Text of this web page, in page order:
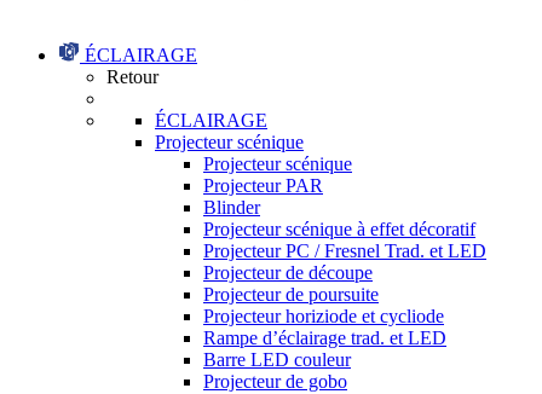
ÉCLAIRAGE
Retour
ÉCLAIRAGE
Projecteur scénique
Projecteur scénique
Projecteur PAR
Blinder
Projecteur scénique à effet décoratif
Projecteur PC / Fresnel Trad. et LED
Projecteur de découpe
Projecteur de poursuite
Projecteur horiziode et cycliode
Rampe d’éclairage trad. et LED
Barre LED couleur
Projecteur de gobo